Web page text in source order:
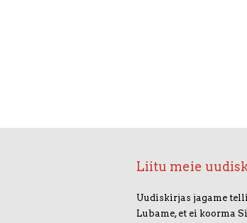
Liitu meie
Uudiskirjas jagame
Lubame, et ei koorma